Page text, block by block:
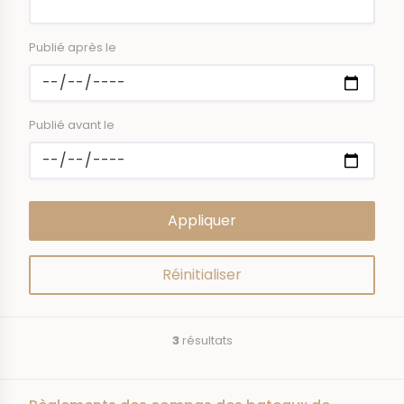
Publié après le
Publié avant le
3 résultats